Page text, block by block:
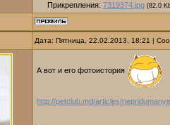
Прикрепления: 7319374.jpg (82.0
Дата: Пятница, 22.02.2013, 18:21 |
А вот и его фотоистория
http://petclub.md/articles/